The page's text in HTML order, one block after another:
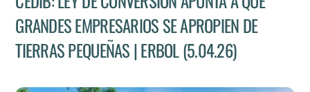
GRANDES EMPRESARIOS SE APROPIEN DE
TIERRAS PEQUEÑAS | ERBOL (5.04.26)